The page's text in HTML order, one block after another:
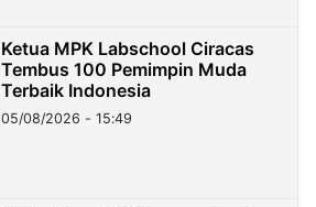
Ketua MPK Labschool Ciracas
Tembus 100 Pemimpin Muda
Terbaik Indonesia
05/08/2026 - 15:49